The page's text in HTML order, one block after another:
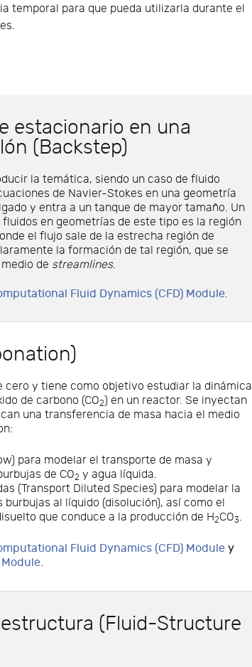
temporal para que pueda utilizarla durante el
estacionario en una
(Backstep)
la temática, siendo un caso de fluido
de Navier-Stokes en una geometría
y entra a un tanque de mayor tamaño. Un
en geometrías de este tipo es la región
el flujo sale de la estrecha región de
la formación de tal región, que se
de streamlines.
Fluid Dynamics (CFD) Module.
cero y tiene como objetivo estudiar la dinámica
de carbono (CO2) en un reactor. Se inyectan
una transferencia de masa hacia el medio
para modelar el transporte de masa y
de CO2 y agua líquida.
(Transport Diluted Species) para modelar la
al líquido (disolución), así como el
que conduce a la producción de H2CO3.
Fluid Dynamics (CFD) Module y
.
(Fluid-Structure